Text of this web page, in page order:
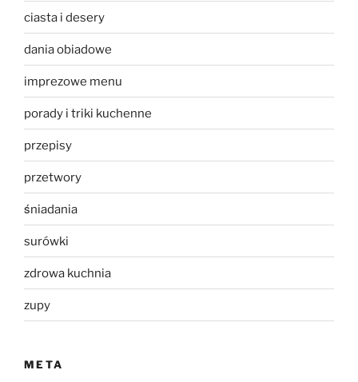
ciasta i desery
dania obiadowe
imprezowe menu
porady i triki kuchenne
przepisy
przetwory
śniadania
surówki
zdrowa kuchnia
zupy
META